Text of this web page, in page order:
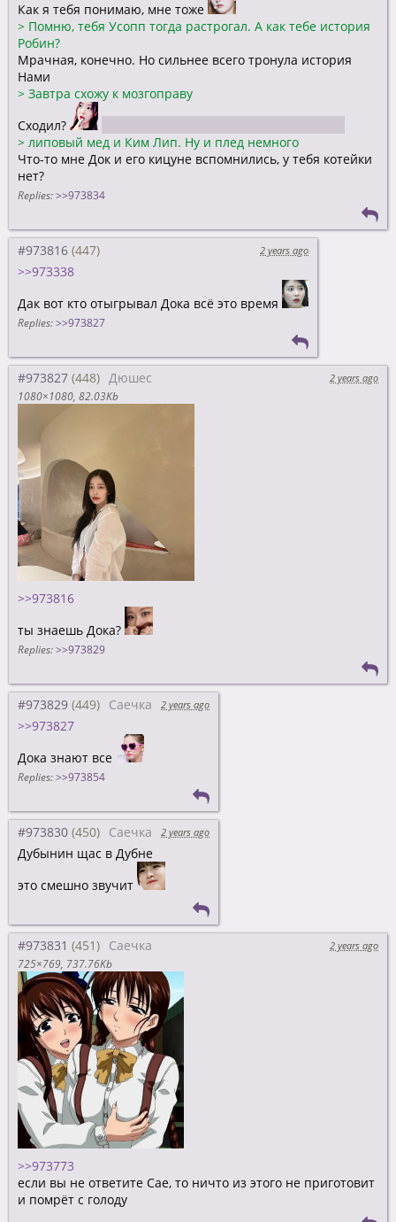
Как я тебя понимаю, мне тоже
> Помню, тебя Усопп тогда растрогал. А как тебе история
Робин?
Мрачная, конечно. Но сильнее всего тронула история
Нами
> Завтра схожу к мозгоправу
Сходил?
> липовый мед и Ким Лип. Ну и плед немного
Что-то мне Док и его кицуне вспомнились, у тебя котейки
нет?
Replies: >>973834
#973816 2 years ago
>>973338
Дак вот кто отыгрывал Дока всё это время
Replies: >>973827
#973827 Дюшес
2 years ago
1080×1080 82.03Kb
>>973816
ты знаешь Дока?
Replies: >>973829
#973829 Саечка 2 years ago
>>973827
Дока знают все
Replies: >>973854
#973830 Саечка 2 years ago
Дубынин щас в Дубне
это смешно звучит
#973831 Саечка
2 years ago
725×769 737.76Kb
>>973773
если вы не ответите Сае, то ничто из этого не приготовит
и помрёт с голоду